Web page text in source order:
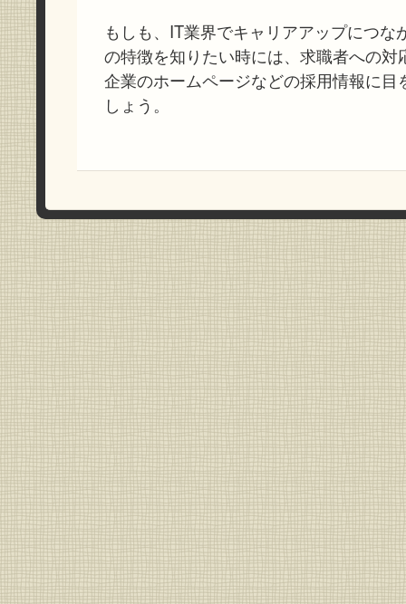
もしも、IT業界でキャリアアップにつな
の特徴を知りたい時には、求職者への対
企業のホームページなどの採用情報に目
しょう。